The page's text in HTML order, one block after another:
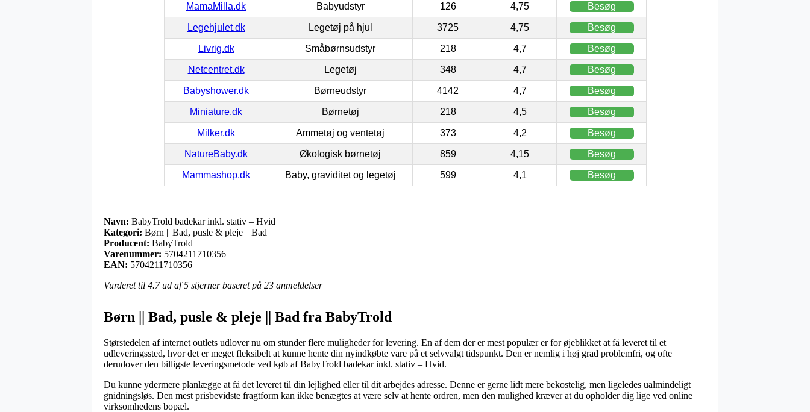
MamaMilla.dk Babyudstyr 126 4,75 Besøg
Legehjulet.dk Legetøj på hjul 3725 4,75 Besøg
Livrig.dk Småbørnsudstyr 218 4,7 Besøg
Netcentret.dk Legetøj 348 4,7 Besøg
Babyshower.dk Børneudstyr 4142 4,7 Besøg
Miniature.dk Børnetøj 218 4,5 Besøg
Milker.dk Ammetøj og ventetøj 373 4,2 Besøg
NatureBaby.dk Økologisk børnetøj 859 4,15 Besøg
Mammashop.dk Baby, graviditet og legetøj 599 4,1 Besøg
Navn: BabyTrold badekar inkl. stativ – Hvid
Kategori: Børn || Bad, pusle & pleje || Bad
Producent: BabyTrold
Varenummer: 5704211710356
EAN: 5704211710356
Vurderet til 4.7ud af 5 stjerner baseret på 23 anmeldelser
Børn || Bad, pusle & pleje || Bad fra BabyTrold
Størstedelen af internet outlets udlover nu om stunder flere muligheder for levering. En af dem der er mest populær er for øjeblikket at få leveret til et
udleveringssted, hvor det er meget fleksibelt at kunne hente din nyindkøbte vare på et selvvalgt tidspunkt. Den er nemlig i høj grad problemfri, og ofte
derudover den billigste leveringsmetode ved køb af BabyTrold badekar inkl. stativ – Hvid.
Du kunne ydermere planlægge at få det leveret til din lejlighed eller til dit arbejdes adresse. Denne er gerne lidt mere bekostelig, men ligeledes ualmindeligt
gnidningsløs. Den mest prisbevidste fragtform kan ikke benægtes at være selv at hente ordren, men den mulighed kræver at du opholder dig lige ved online
virksomhedens bopæl.